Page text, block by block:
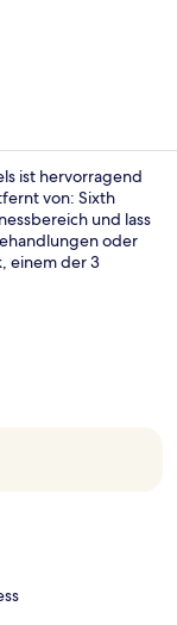
ist hervorragend
von: Sixth
und lass
oder
einem der 3
bietet dieses
und einen
14 Minuten.